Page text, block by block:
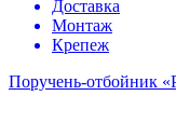
Доставка
Монтаж
Крепеж
Поручень-отбойник